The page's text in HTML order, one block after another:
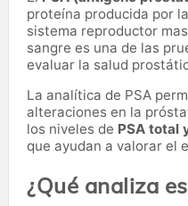
proteína producida por
sistema reproductor
sangre es una de las
evaluar la salud
La analítica de PSA
alteraciones en la
los niveles de PSA total
que ayudan a valorar el
¿Qué analiza